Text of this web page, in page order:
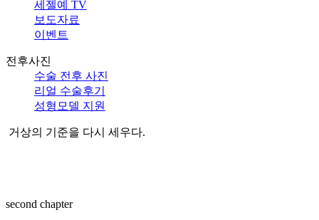
세젤예 TV
보도자료
이벤트
전후사진
수술 전후 사진
리얼 수술후기
성형모델 지원
거상의 기준을 다시 세우다.
second chapter